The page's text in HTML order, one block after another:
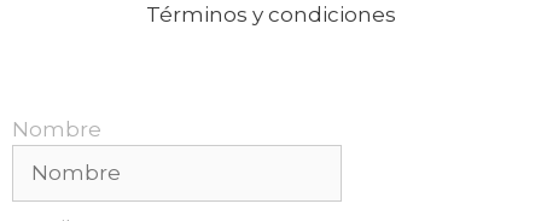
Términos y condiciones
Nombre